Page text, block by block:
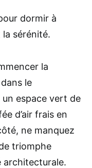
dormir à
la sérénité.
la
le
un espace vert de
d’air frais en
ne manquez
triomphe
architecturale.